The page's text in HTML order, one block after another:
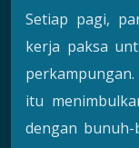
Setiap pagi,
kerja paksa
itu
dengan